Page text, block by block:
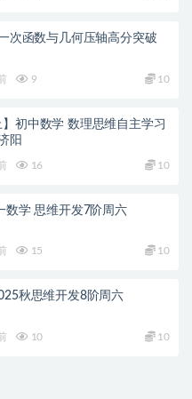
次函数与几何压轴高分突破
9 10
】初中数学 数理思维自主学习
阳
16 10
数学 思维开发7阶周六
15 10
秋思维开发8阶周六
10 10